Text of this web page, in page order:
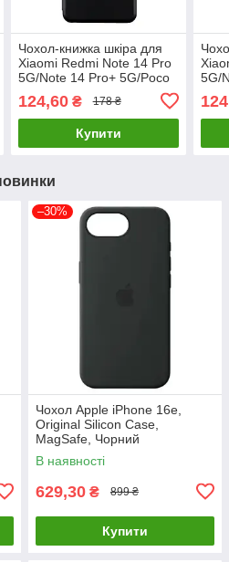
Чохол-книжка шкіра для
Xiaomi Redmi Note 14 Pro
5G/Note 14 Pro+ 5G/Poco
X7 5G Чорний, TPU+PU,
0.090 кг
124,60₴ 178 ₴
Купити
5G/
–30%
Чохол Apple iPhone 16e,
Original Silicon Case,
MagSafe, Чорний
В наявності
629,30 ₴ 899 ₴
Купити